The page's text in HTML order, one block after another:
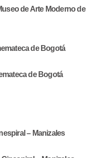
de Arte Moderno de
de Bogotá
de Bogotá
– Manizales